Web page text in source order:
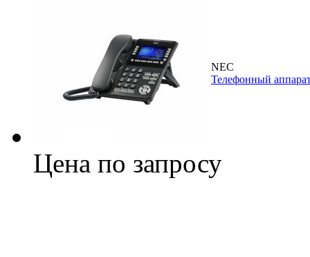
NEC
Телефонный
Цена по запросу